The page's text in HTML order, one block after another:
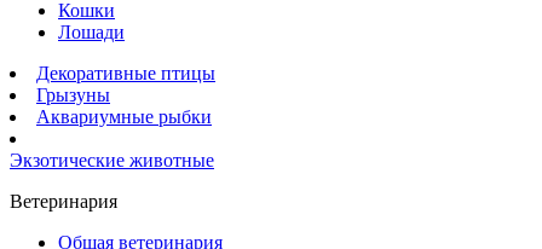
Кошки
Лошади
Декоративные птицы
Грызуны
Аквариумные рыбки
Экзотические животные
Ветеринария
Общая ветеринария